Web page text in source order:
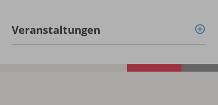
Veranstaltungen